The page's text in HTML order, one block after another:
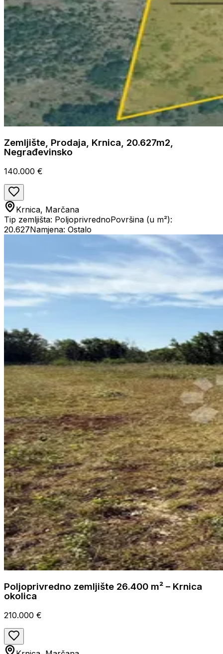
Zemljište, Prodaja, Krnica, 20.627m2,
Negrađevinsko
140.000 €
Krnica, Marčana
Tip zemljišta: PoljoprivrednoPovršina (u m²):
20.627Namjena: Ostalo
Poljoprivredno zemljište 26.400 m² – Krnica
okolica
210.000 €